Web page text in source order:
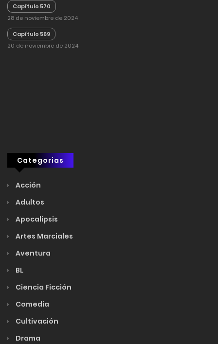
Capítulo 570
28 de noviembre de 2024
Capítulo 569
20 de noviembre de 2024
Categorias
Acción
Adultos
Apocalipsis
Artes Marciales
Aventura
BL
Ciencia Ficción
Comedia
Cultivación
Drama